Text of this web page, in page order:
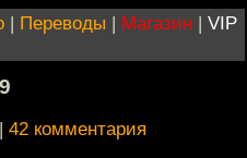
| Переводы | Магазин | VIP
| 42 комментария